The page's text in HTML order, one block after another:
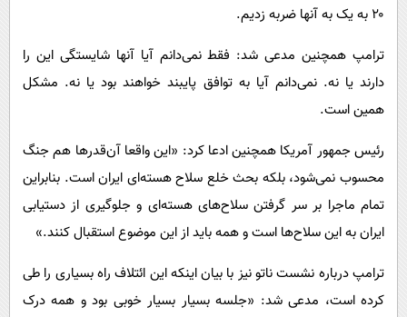
۲۰ به یک به آنها ضربه زدیم.
ترامپ همچنین مدعی شد: فقط نمی‌دانم آیا آنها شایستگی این را
دارند یا نه. نمی‌دانم آیا به توافق پایبند خواهند بود یا نه. مشکل
همین است.
رئیس جمهور آمریکا همچنین ادعا کرد: «این واقعا آن‌قدرها هم جنگ
محسوب نمی‌شود، بلکه بحث خلع سلاح هسته‌ای ایران است. بنابراین
تمام ماجرا بر سر گرفتن سلاح‌های هسته‌ای و جلوگیری از دستیابی
ایران به این سلاح‌ها است و همه باید از این موضوع استقبال کنند.»
ترامپ درباره نشست ناتو نیز با بیان اینکه این ائتلاف راه بسیاری را طی
کرده است، مدعی شد: «جلسه بسیار بسیار خوبی بود و همه درک